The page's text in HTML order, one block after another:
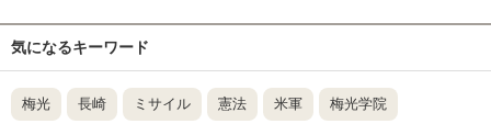
気になるキーワード
梅光 長崎 ミサイル 憲法 米軍 梅光学院